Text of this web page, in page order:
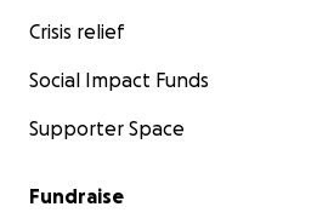
Crisis relief
Social Impact Funds
Supporter Space
Fundraise